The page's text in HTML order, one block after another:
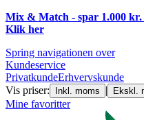
Mix & Match - spar 1.000
Klik her
Spring navigationen over
Kundeservice
PrivatkundeErhvervskunde
Vis priser:
Inkl. moms | Ekskl.
Mine favoritter